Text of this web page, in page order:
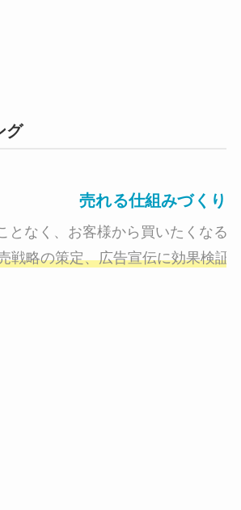
グ
売れる仕組みづくり
となく、お客様から買いたくなる
戦略の策定、広告宣伝に効果検証